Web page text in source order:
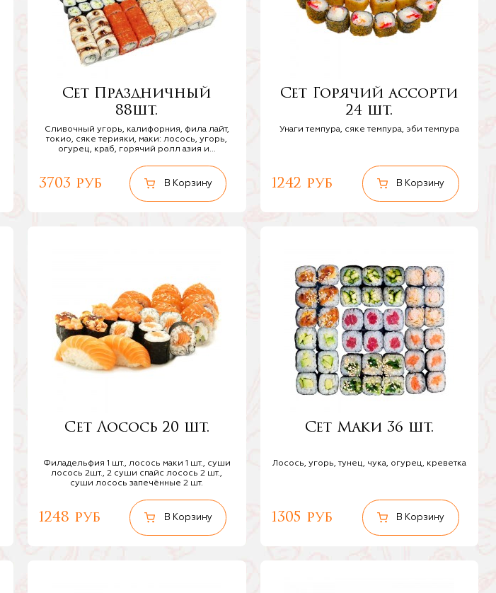
Сет Праздничный
88шт.
Сливочный угорь, калифорния, фила лайт,
токио, сяке терияки, маки: лосось, угорь,
огурец, краб, горячий ролл азия и...
3703 руб
Сет Горячий ассорти
24 шт.
Унаги темпура, сяке темпура, эби темпура
1242 руб
Cет Лосось 20 шт.
Филадельфия 1 шт., лосось маки 1 шт., суши
лосось 2шт., 2 суши спайс лосось 2 шт.,
суши лосось запечённые 2 шт.
1248 руб
Сет Маки 36 шт.
Лосось, угорь, тунец, чука, огурец, креветка
1305 руб